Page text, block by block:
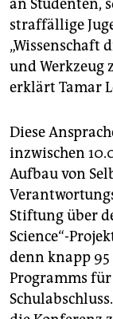
an Studenten,
straffällige
„Wissenschaft
und Werkzeug
erklärt Tamar
Diese
inzwischen
Aufbau von
Stiftung über
Science“-
denn knapp 95
Programms